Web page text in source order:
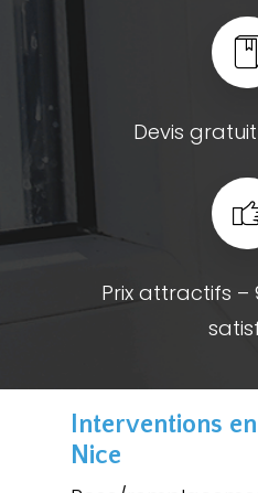
Devis
Prix attractifs –
Interventions
Nice